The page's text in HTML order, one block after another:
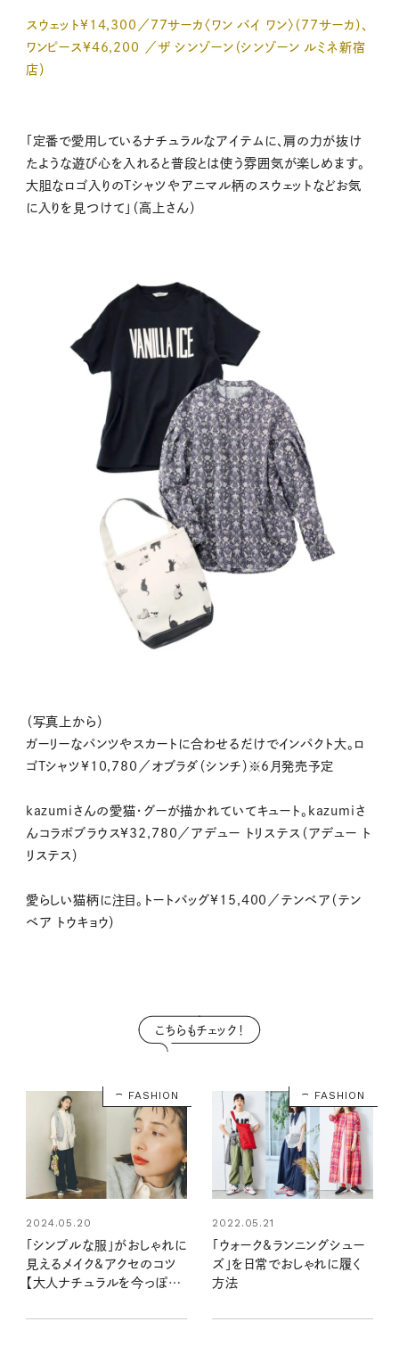
スウェット¥14,300／77サーカ〈ワン バイ ワン〉（77サーカ）、
ワンピース¥46,200 ／ザ シンゾーン（シンゾーン ルミネ新宿
店）
「定番で愛用しているナチュラルなアイテムに、肩の力が抜け
たような遊び心を入れると普段とは使う雰囲気が楽しめます。
大胆なロゴ入りのTシャツやアニマル柄のスウェットなどお気
に入りを見つけて」（高上さん）
（写真上から）
ガーリーなパンツやスカートに合わせるだけでインパクト大。ロ
ゴTシャツ¥10,780／オブラダ（シンチ）※6月発売予定
kazumiさんの愛猫・グーが描かれていてキュート。kazumiさ
んコラボブラウス¥32,780／アデュー トリステス（アデュー ト
リステス）
愛らしい猫柄に注目。トートバッグ¥15,400／テンベア（テン
ベア トウキョウ）
こちらもチェック！
FASHION
2024.05.20
「シンプルな服」がおしゃれに
見えるメイク&アクセのコツ
【大人ナチュラルを今っぽく
FASHION
2022.05.21
「ウォーク&ランニングシュー
ズ」を日常でおしゃれに履く
方法